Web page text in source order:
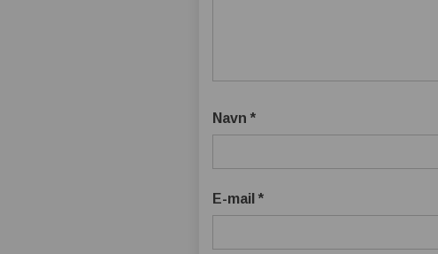
Navn*
E-mail*